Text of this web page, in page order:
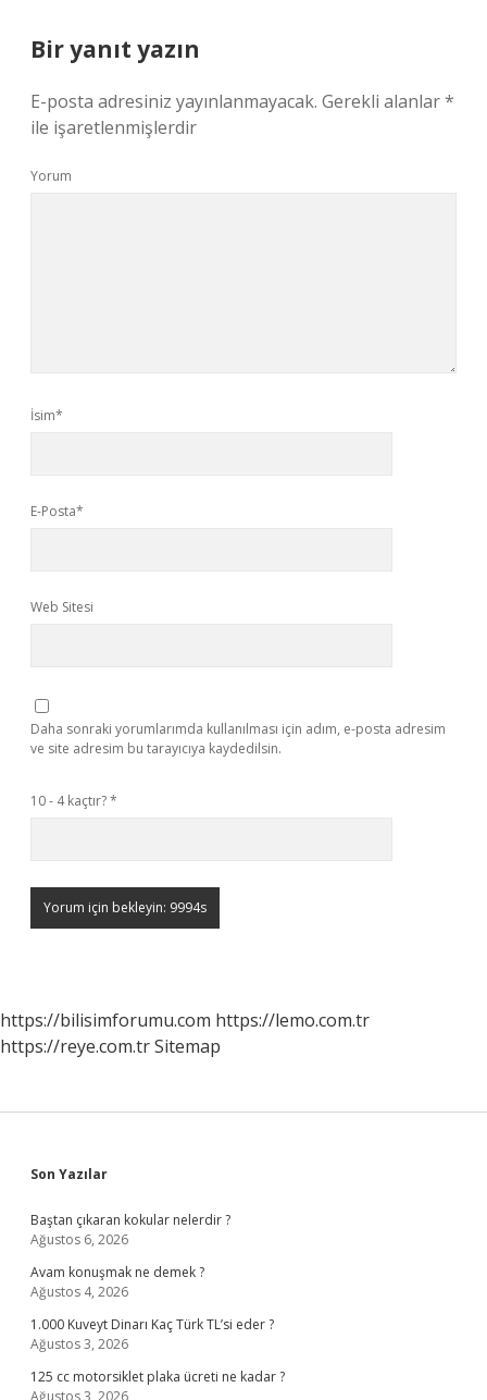
Bir yanıt yazın
E-posta adresiniz yayınlanmayacak. Gerekli alanlar*
ile işaretlenmişlerdir
Yorum
İsim*
E-Posta*
Web Sitesi
Daha sonraki yorumlarımda kullanılması için adım, e-posta adresim
ve site adresim bu tarayıcıya kaydedilsin.
10 - 4 kaçtır?*
https://bilisimforumu.com https://lemo.com.tr
https://reye.com.trSitemap
Sidebar
Son Yazılar
Baştan çıkaran kokular nelerdir ?
Ağustos 6, 2026
Avam konuşmak ne demek ?
Ağustos 4, 2026
1.000 Kuveyt Dinarı Kaç Türk TL’si eder ?
Ağustos 3, 2026
125 cc motorsiklet plaka ücreti ne kadar ?
Ağustos 3, 2026